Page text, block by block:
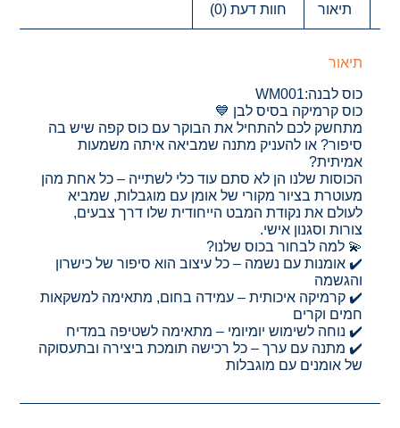
תיאור חוות דעת (0)
תיאור
כוס לבנה:WM001
כוס קרמיקה בסיס לבן 💙
מתחשק לכם להתחיל את הבוקר עם כוס קפה שיש בה
סיפור? או להעניק מתנה שמביאה איתה משמעות
אמיתית?
הכוסות שלנו הן לא סתם עוד כלי לשתייה – כל אחת מהן
מעוטרת בציור מקורי של אומן עם מוגבלות, שמביא
לעולם את נקודת המבט הייחודית שלו דרך צבעים,
צורות וסגנון אישי.
💫 למה לבחור בכוס שלנו?
✔️ אומנות עם נשמה – כל עיצוב הוא סיפור של כישרון
והגשמה
✔️ קרמיקה איכותית – עמידה בחום, מתאימה למשקאות
חמים וקרים
✔️ נוחה לשימוש יומיומי – מתאימה לשטיפה במדיח
✔️ מתנה עם ערך – כל רכישה תומכת ביצירה ובתעסוקה
של אומנים עם מוגבלות